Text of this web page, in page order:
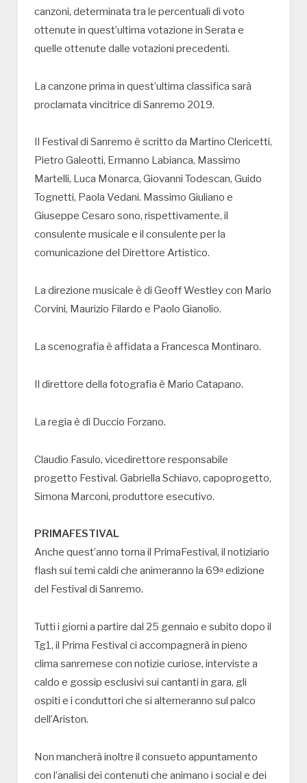
canzoni, determinata tra le percentuali di voto
ottenute in quest’ultima votazione in Serata e
quelle ottenute dalle votazioni precedenti.
La canzone prima in quest’ultima classifica sarà
proclamata vincitrice di Sanremo 2019.
Il Festival di Sanremo è scritto da Martino Clericetti,
Pietro Galeotti, Ermanno Labianca, Massimo
Martelli, Luca Monarca, Giovanni Todescan, Guido
Tognetti, Paola Vedani. Massimo Giuliano e
Giuseppe Cesaro sono, rispettivamente, il
consulente musicale e il consulente per la
comunicazione del Direttore Artistico.
La direzione musicale è di Geoff Westley con Mario
Corvini, Maurizio Filardo e Paolo Gianolio.
La scenografia è affidata a Francesca Montinaro.
Il direttore della fotografia è Mario Catapano.
La regia è di Duccio Forzano.
Claudio Fasulo, vicedirettore responsabile
progetto Festival. Gabriella Schiavo, capoprogetto,
Simona Marconi, produttore esecutivo.
PRIMAFESTIVAL
Anche quest’anno torna il PrimaFestival, il notiziario
flash sui temi caldi che animeranno la 69ᵃ edizione
del Festival di Sanremo.
Tutti i giorni a partire dal 25 gennaio e subito dopo il
Tg1, il Prima Festival ci accompagnerà in pieno
clima sanremese con notizie curiose, interviste a
caldo e gossip esclusivi sui cantanti in gara, gli
ospiti e i conduttori che si alterneranno sul palco
dell’Ariston.
Non mancherà inoltre il consueto appuntamento
con l’analisi dei contenuti che animano i social e dei